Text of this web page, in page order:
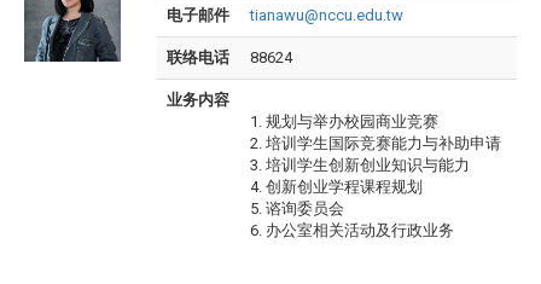
电子邮件 tianawu@nccu.edu.tw
联络电话 88624
业务内容
1. 规划与举办校园商业竞赛
2. 培训学生国际竞赛能力与补助申请
3. 培训学生创新创业知识与能力
4. 创新创业学程课程规划
5. 谘询委员会
6. 办公室相关活动及行政业务